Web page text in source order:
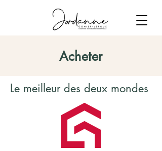
Acheter
Le meilleur des deux mondes